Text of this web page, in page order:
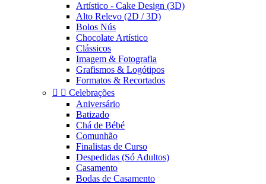
Artístico - Cake Design (3D)
Alto Relevo (2D / 3D)
Bolos Nús
Chocolate Artístico
Clássicos
Imagem & Fotografia
Grafismos & Logótipos
Formatos & Recortados
  Celebrações
Aniversário
Batizado
Chá de Bébé
Comunhão
Finalistas de Curso
Despedidas (Só Adultos)
Casamento
Bodas de Casamento